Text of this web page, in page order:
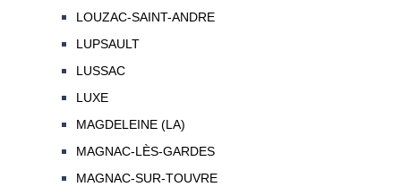
LOUZAC-SAINT-ANDRE
LUPSAULT
LUSSAC
LUXE
MAGDELEINE (LA)
MAGNAC-LÈS-GARDES
MAGNAC-SUR-TOUVRE